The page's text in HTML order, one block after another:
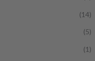
(14)
(5)
(1)